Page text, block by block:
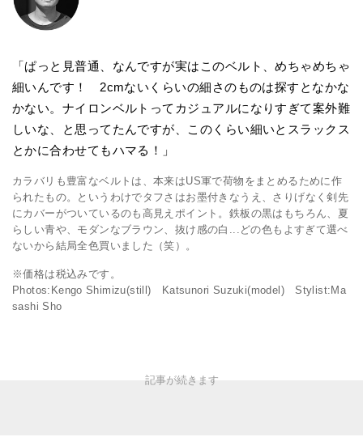
「ぱっと見普通、なんですが実はこのベルト、めちゃめちゃ
細いんです！ 2cmないくらいの細さのものは探すとなかな
かない。ナイロンベルトってカジュアルになりすぎて案外難
しいな、と思ってたんですが、このくらい細いとスラックス
とかに合わせてもハマる！」
カラバリも豊富なベルトは、本来はUS軍で荷物をまとめるために作
られたもの。というわけでタフさはお墨付きなうえ、さりげなく剣先
にカバーがついているのも高見えポイント。鉄板の黒はもちろん、夏
らしい青や、モダンなブラウン、抜け感の白...どの色もよすぎて選べ
ないから結局全色買いました（笑）。
※価格は税込みです。
Photos:Kengo Shimizu(still) Katsunori Suzuki(model) Stylist:Ma
sashi Sho